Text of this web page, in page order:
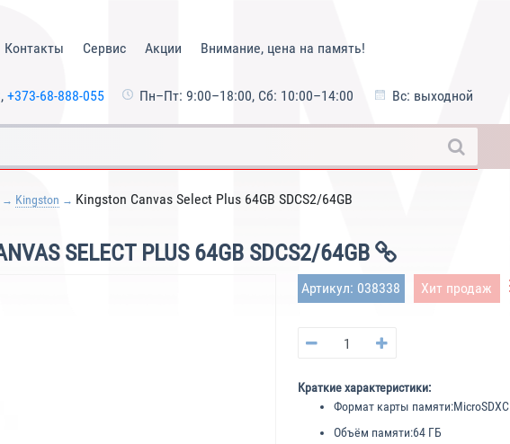
Контакты Сервис Акции Внимание, цена на память!
, +373-68-888-055 Пн–Пт: 9:00–18:00, Сб: 10:00–14:00 Вс: выходной
Kingston Kingston Canvas Select Plus 64GB SDCS2/64GB
SELECT PLUS 64GB SDCS2/64GB
Артикул: 038338 Хит продаж
Краткие характеристики:
Формат карты памяти:MicroSDXC
Объём памяти:64 ГБ